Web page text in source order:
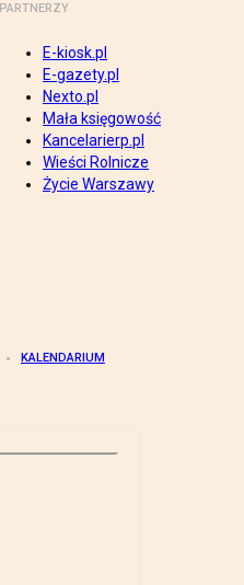
PARTNERZY
E-kiosk.pl
E-gazety.pl
Nexto.pl
Mała księgowość
Kancelarierp.pl
Wieści Rolnicze
Życie Warszawy
KALENDARIUM